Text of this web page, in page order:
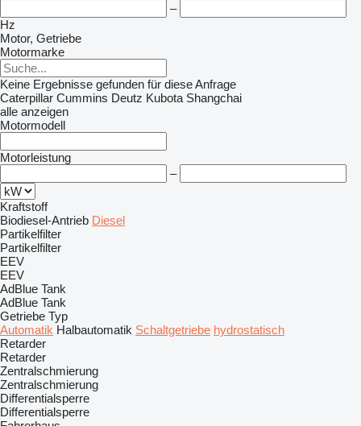
–
Hz
Motor, Getriebe
Motormarke
Keine Ergebnisse gefunden für diese Anfrage
Caterpillar Cummins Deutz Kubota Shangchai
alle anzeigen
Motormodell
Motorleistung
–
Kraftstoff
Biodiesel-Antrieb Diesel
Partikelfilter
Partikelfilter
EEV
EEV
AdBlue Tank
AdBlue Tank
Getriebe Typ
Automatik Halbautomatik Schaltgetriebe hydrostatisch
Retarder
Retarder
Zentralschmierung
Zentralschmierung
Differentialsperre
Differentialsperre